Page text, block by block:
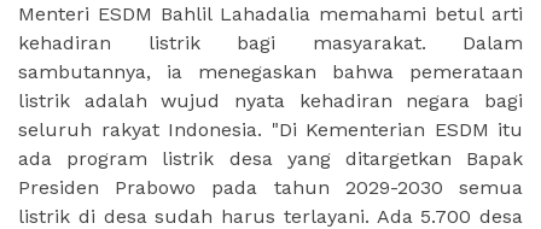
Menteri ESDM Bahlil Lahadalia memahami betul arti
kehadiran listrik bagi masyarakat. Dalam
sambutannya, ia menegaskan bahwa pemerataan
listrik adalah wujud nyata kehadiran negara bagi
seluruh rakyat Indonesia. "Di Kementerian ESDM itu
ada program listrik desa yang ditargetkan Bapak
Presiden Prabowo pada tahun 2029-2030 semua
listrik di desa sudah harus terlayani. Ada 5.700 desa